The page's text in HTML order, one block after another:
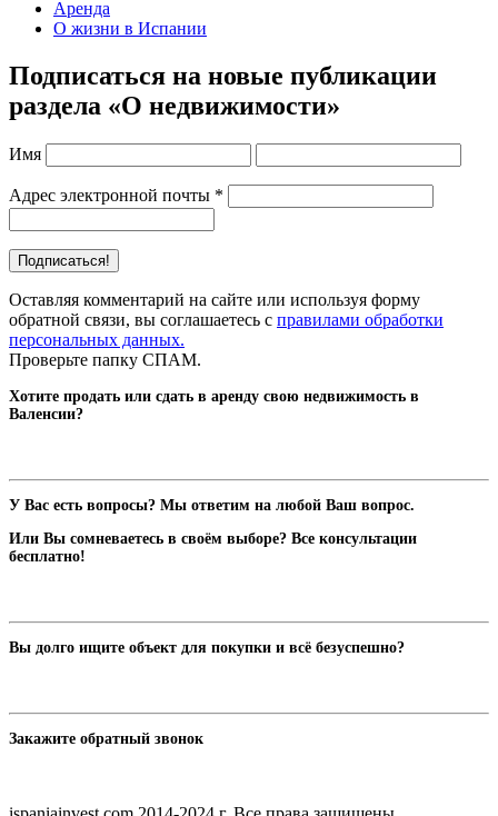
Аренда
О жизни в Испании
Подписаться на новые публикации
раздела «О недвижимости»
Имя
Адрес электронной почты *
Оставляя комментарий на сайте или используя форму
обратной связи, вы соглашаетесь с правилами обработки
персональных данных.
Проверьте папку СПАМ.
Хотите продать или сдать в аренду свою недвижимость в
Валенсии?
У Вас есть вопросы? Мы ответим на любой Ваш вопрос.
Или Вы сомневаетесь в своём выборе? Все консультации
бесплатно!
Вы долго ищите объект для покупки и всё безуспешно?
Закажите обратный звонок